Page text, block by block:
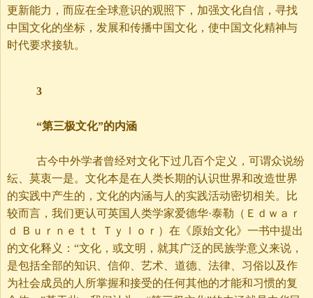
更新能力，而应在全球意识的观照下，加强文化自信，寻找
中国文化的坐标，发展和传播中国文化，使中国文化精神与
时代要求接轨。
3
“第三极文化”的内涵
古今中外学者曾经对文化下过几百个定义，可谓众说纷
纭、莫衷一是。文化本是在人类长期的认识世界和改造世界
的实践中产生的，文化的内涵与人的实践活动密切相关。比
较而言，我们更认可英国人类学家爱德华·泰勒（Ｅｄｗａｒ
ｄ
Ｂｕｒｎｅｔｔ Ｔｙｌｏｒ）在《原始文化》一书中提出
的文化释义：“文化，或文明，就其广泛的民族学意义来说，
是包括全部的知识、信仰、艺术、道德、法律、习俗以及作
为社会成员的人所掌握和接受的任何其他的才能和习惯的复